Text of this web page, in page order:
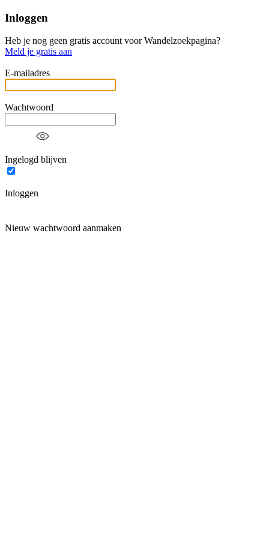
Inloggen
Heb je nog geen gratis account voor Wandelzoekpagina?
Meld je gratis aan
E-mailadres
Wachtwoord
Ingelogd blijven
Inloggen
Nieuw wachtwoord aanmaken